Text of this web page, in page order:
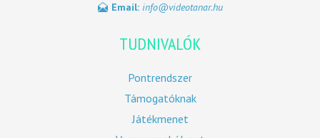
Email: info@videotanar.hu
TUDNIVALÓK
Pontrendszer
Támogatóknak
Játékmenet